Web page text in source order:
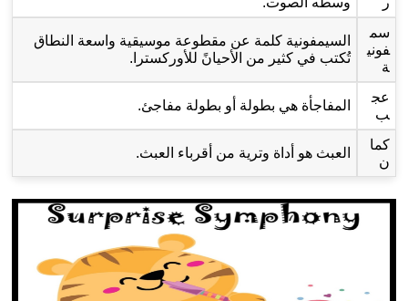
سم
فوني
ة
السيمفونية كلمة عن مقطوعة موسيقية واسعة النطاق
تُكتب في كثير من الأحيانً للأوركسترا.
عج
ب
المفاجأة هي بطولة أو بطولة مفاجئ.
كما
ن
العبث هو أداة وترية من أقرباء العبث.